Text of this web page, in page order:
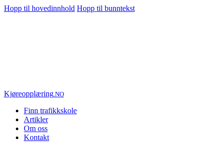
Hopp til hovedinnhold Hopp til bunntekst
Kjøreopplæring.NO
Finn trafikkskole
Artikler
Om oss
Kontakt